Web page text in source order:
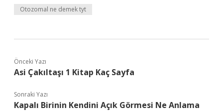
Otozomal ne demek tyt
Önceki Yazı
Asi Çakıltaşı 1 Kitap Kaç Sayfa
Sonraki Yazı
Kapalı Birinin Kendini Açık Görmesi Ne Anlama